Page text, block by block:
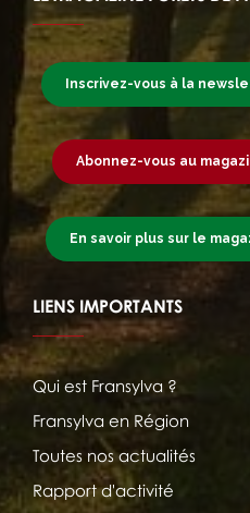
Inscrivez-vous à la
Abonnez-vous au
En savoir plus sur le
LIENS IMPORTANTS
Qui est Fransylva ?
Fransylva en Région
Toutes nos actualités
Rapport d'activité